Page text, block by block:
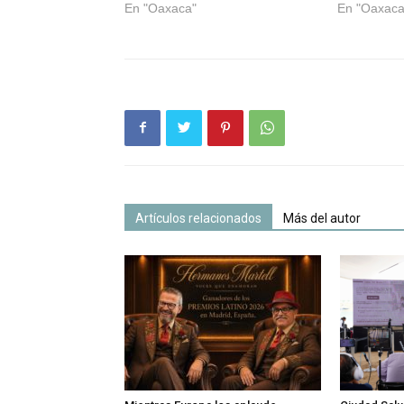
En "Oaxaca" En
Artículos relacionados Más del autor